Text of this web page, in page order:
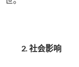
2. 社会影响